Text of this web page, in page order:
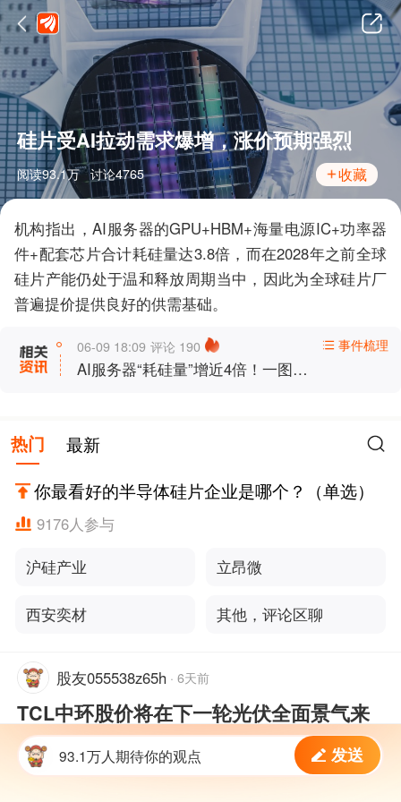
硅片受AI拉动需求爆增，涨价预期强烈
阅读93.1万 讨论4765 收藏
机构指出，AI服务器的GPU+HBM+海量电源IC+功率器
件+配套芯片合计耗硅量达3.8倍，而在2028年之前全球
硅片产能仍处于温和释放周期当中，因此为全球硅片厂
普遍提价提供良好的供需基础。
事件梳理
06-09 18:09 评论 190
AI服务器“耗硅量”增近4倍！一图梳
热门
最新
你最看好的半导体硅片企业是哪个？（单选）
9176人参与
沪硅产业 立昂微
西安奕材 其他，评论区聊
股友055538z65h · 6天前
TCL中环股价将在下一轮光伏全面景气来
临前提前反转
TCL中环为光伏与半导体硅片双龙头企业。光
93.1万人期待你的观点 发送